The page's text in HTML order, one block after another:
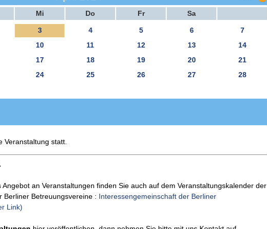
Mi Do Fr Sa
3 4 5 6
7
10 11 12 13
14
17 18 19 20
21
24 25 26 27
28
Veranstaltung statt.
an Veranstaltungen finden Sie auch auf dem Veranstaltungskalender der
Berliner Betreuungsvereine : Interessengemeinschaft der Berliner
Link)